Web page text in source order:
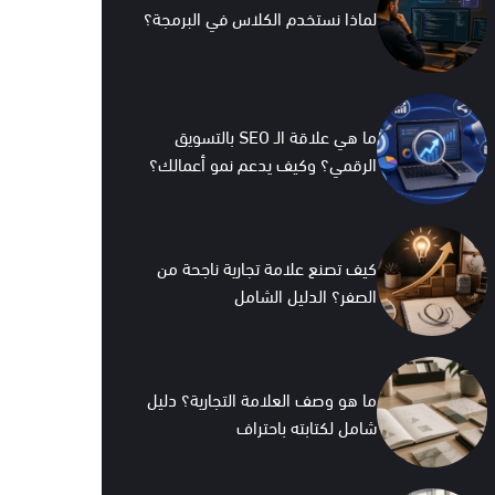
لماذا نستخدم الكلاس في البرمجة؟
ما هي علاقة الـ SEO بالتسويق
الرقمي؟ وكيف يدعم نمو أعمالك؟
كيف تصنع علامة تجارية ناجحة من
الصفر؟ الدليل الشامل
ما هو وصف العلامة التجارية؟ دليل
شامل لكتابته باحتراف